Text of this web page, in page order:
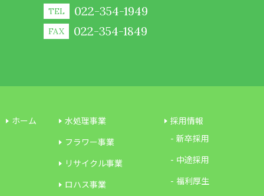
TEL 022-354-1949
FAX 022-354-1849
ホーム
水処理事業
フラワー事業
リサイクル事業
ロハス事業
採用情報
新卒採用
中途採用
福利厚生